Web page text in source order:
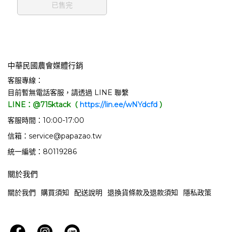
已售完
中華民國農會媒體行銷
客服專線：
目前暫無電話客服，請透過 LINE 聯繫
LINE：@715ktack（ https://lin.ee/wNYdcfd ）
客服時間：10:00-17:00
信箱：service@papazao.tw
統一編號：80119286
關於我們
關於我們 購買須知 配送說明 退換貨條款及退款須知 隱私政策